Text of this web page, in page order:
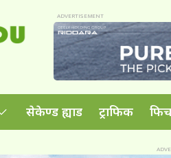
सेकेण्ड ह्याड ट्राफिक